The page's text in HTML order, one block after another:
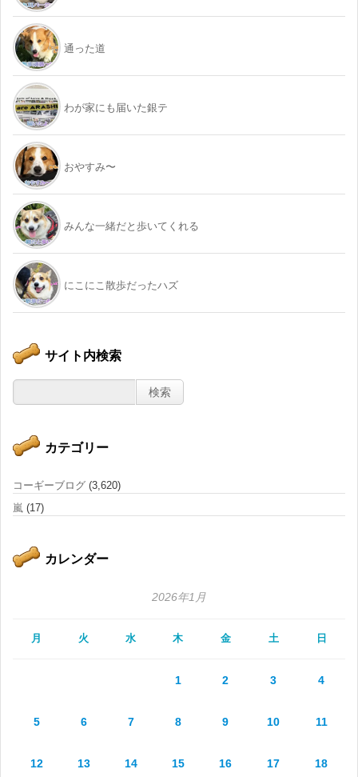
通った道
わが家にも届いた銀テ
おやすみ〜
みんな一緒だと歩いてくれる
にこにこ散歩だったハズ
サイト内検索
カテゴリー
コーギーブログ (3,620)
嵐 (17)
カレンダー
2026年1月
月 火 水 木 金 土 日
1 2 3 4
5 6 7 8 9 10 11
12 13 14 15 16 17 18